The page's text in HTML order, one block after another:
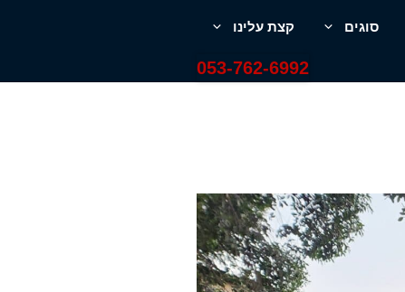
סוגים קצת עלינו
053-762-6992